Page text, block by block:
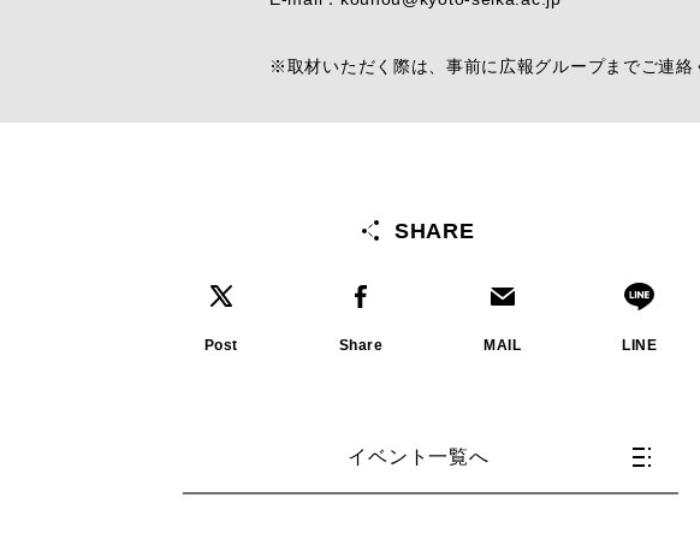
※取材いただく際は、事前に広報グループまでご連絡
SHARE
Post Share MAIL LINE
イベント一覧へ